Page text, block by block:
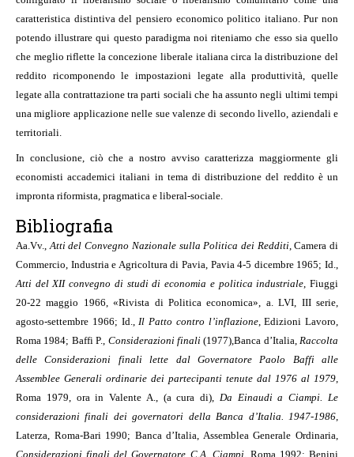
caratteristica distintiva del pensiero economico politico italiano. Pur non
potendo illustrare qui questo paradigma noi riteniamo che esso sia quello
che meglio riflette la concezione liberale italiana circa la distribuzione del
reddito ricomponendo le impostazioni legate alla produttività, quelle
legate alla contrattazione tra parti sociali che ha assunto negli ultimi tempi
una migliore applicazione nelle sue valenze di secondo livello, aziendali e
territoriali.
In conclusione, ciò che a nostro avviso caratterizza maggiormente gli
economisti accademici italiani in tema di distribuzione del reddito è un
impronta riformista, pragmatica e liberal-sociale.
Bibliografia
Aa.Vv.,Atti del Convegno Nazionale sulla Politica dei Redditi, Camera di
Commercio, Industria e Agricoltura di Pavia, Pavia 4-5 dicembre 1965; Id.,
Atti del XII convegno di studi di economia e politica industriale, Fiuggi
20-22 maggio 1966, «Rivista di Politica economica», a. LVI, III serie,
agosto-settembre 1966; Id.,Il Patto contro l’inflazione, Edizioni Lavoro,
Roma 1984; Baffi P., Considerazioni finali(1977),Banca d’Italia,Raccolta
delle Considerazioni finali lette dal Governatore Paolo Baffi alle
Assemblee Generali ordinarie dei partecipanti tenute dal 1976 al 1979,
Roma 1979, ora in Valente A., (a cura di), Da Einaudi a Ciampi. Le
considerazioni finali dei governatori della Banca d’Italia. 1947-1986,
Laterza, Roma-Bari 1990; Banca d’Italia, Assemblea Generale Ordinaria,
Considerazioni finali del Governatore C.A. Ciampi, Roma 1992; Benini